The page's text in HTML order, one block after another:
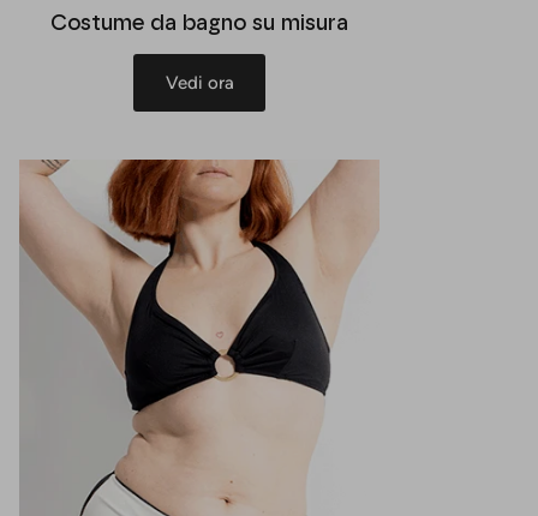
Costume da bagno su misura
Vedi ora